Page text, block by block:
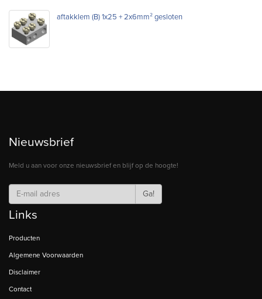
aftakklem (B) 1x25 + 2x6mm² gesloten
Nieuwsbrief
Meld u aan voor onze nieuwsbrief en blijf op de hoogte!
Ga!
Links
Producten
Algemene Voorwaarden
Disclaimer
Contact